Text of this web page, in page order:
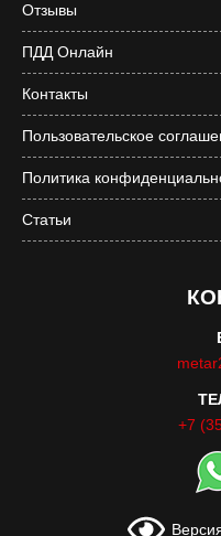
Отзывы
ПДД Онлайн
Контакты
Пользовательское
Политика
Статьи
+7